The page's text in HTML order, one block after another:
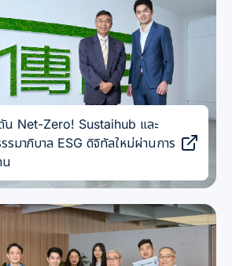
น Net-Zero! Sustaihub และ
รรมาภิบาล ESG ดิจิทัลใหม่ผ่านการ
น